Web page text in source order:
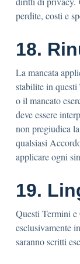
perdite, costi e
18.
La mancata
stabilite in
o il mancato
deve essere
non pregiudica
qualsiasi
applicare ogni
19.
Questi Termini
esclusivamente
saranno scritti